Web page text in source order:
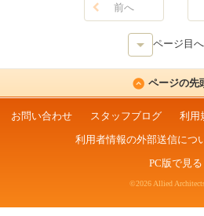
前へ
ページ目
ページの先
お問い合わせ スタッフブログ 利用
利用者情報の外部送信につ
PC版で見る
©2026 Allied